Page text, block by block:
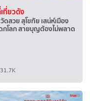
ที่ยวดัง
ดสวย สุโขทัย เสน่ห์เมือง
กโลก สายบุญต้องไม่พลาด
31.7K